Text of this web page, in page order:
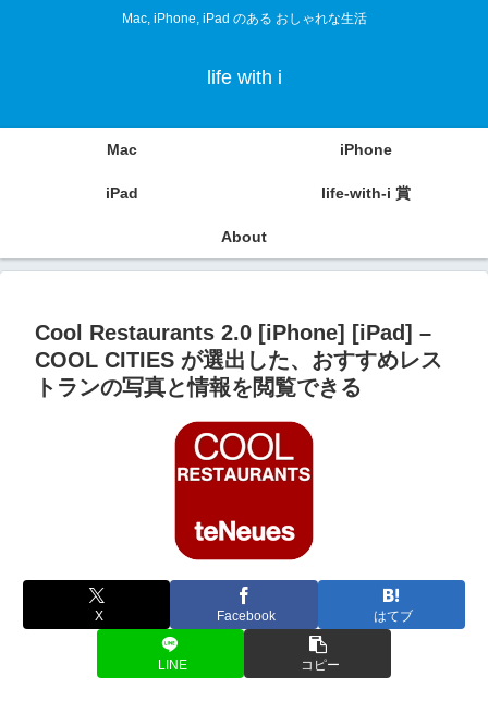
Mac, iPhone, iPad のある おしゃれな生活
life with i
Mac iPhone
iPad life-with-i 賞
About
Cool Restaurants 2.0 [iPhone] [iPad] –
COOL CITIES が選出した、おすすめレス
トランの写真と情報を閲覧できる
X Facebook はてブ
LINE コピー